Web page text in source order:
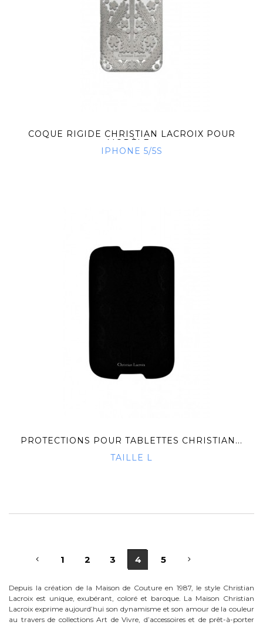
COQUE RIGIDE CHRISTIAN LACROIX POUR
MODÈLE...
IPHONE 5/5S
PROTECTIONS POUR TABLETTES CHRISTIAN...
TAILLE L
1 2 3 4 5
Depuis la création de la Maison de Couture en 1987, le style Christian
Lacroix est unique, exubérant, coloré et baroque. La Maison Christian
Lacroix exprime aujourd’hui son dynamisme et son amour de la couleur
au travers de collections Art de Vivre, d’accessoires et de prêt-à-porter